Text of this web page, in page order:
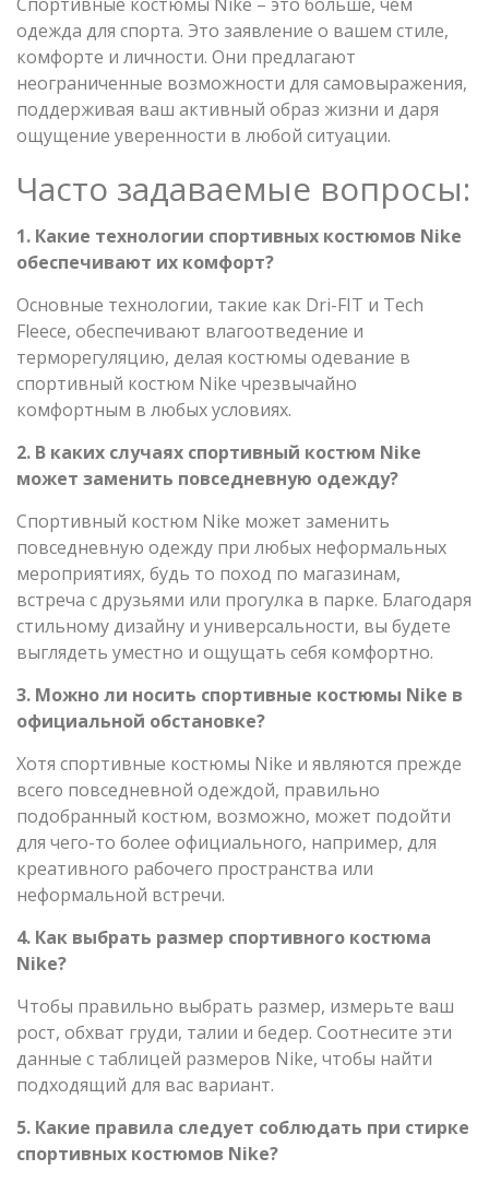
одежда для спорта. Это заявление о вашем стиле,
комфорте и личности. Они предлагают
неограниченные возможности для самовыражения,
поддерживая ваш активный образ жизни и даря
ощущение уверенности в любой ситуации.
Часто задаваемые вопросы:
1. Какие технологии спортивных костюмов Nike
обеспечивают их комфорт?
Основные технологии, такие как Dri-FIT и Tech
Fleece, обеспечивают влагоотведение и
терморегуляцию, делая костюмы одевание в
спортивный костюм Nike чрезвычайно
комфортным в любых условиях.
2. В каких случаях спортивный костюм Nike
может заменить повседневную одежду?
Спортивный костюм Nike может заменить
повседневную одежду при любых неформальных
мероприятиях, будь то поход по магазинам,
встреча с друзьями или прогулка в парке. Благодаря
стильному дизайну и универсальности, вы будете
выглядеть уместно и ощущать себя комфортно.
3. Можно ли носить спортивные костюмы Nike в
официальной обстановке?
Хотя спортивные костюмы Nike и являются прежде
всего повседневной одеждой, правильно
подобранный костюм, возможно, может подойти
для чего-то более официального, например, для
креативного рабочего пространства или
неформальной встречи.
4. Как выбрать размер спортивного костюма
Nike?
Чтобы правильно выбрать размер, измерьте ваш
рост, обхват груди, талии и бедер. Соотнесите эти
данные с таблицей размеров Nike, чтобы найти
подходящий для вас вариант.
5. Какие правила следует соблюдать при стирке
спортивных костюмов Nike?